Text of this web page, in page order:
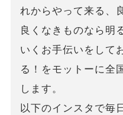
れからやって来る、
良くなきものなら明
いくお手伝いをして
る！をモットーに全
します。
以下のインスタで毎